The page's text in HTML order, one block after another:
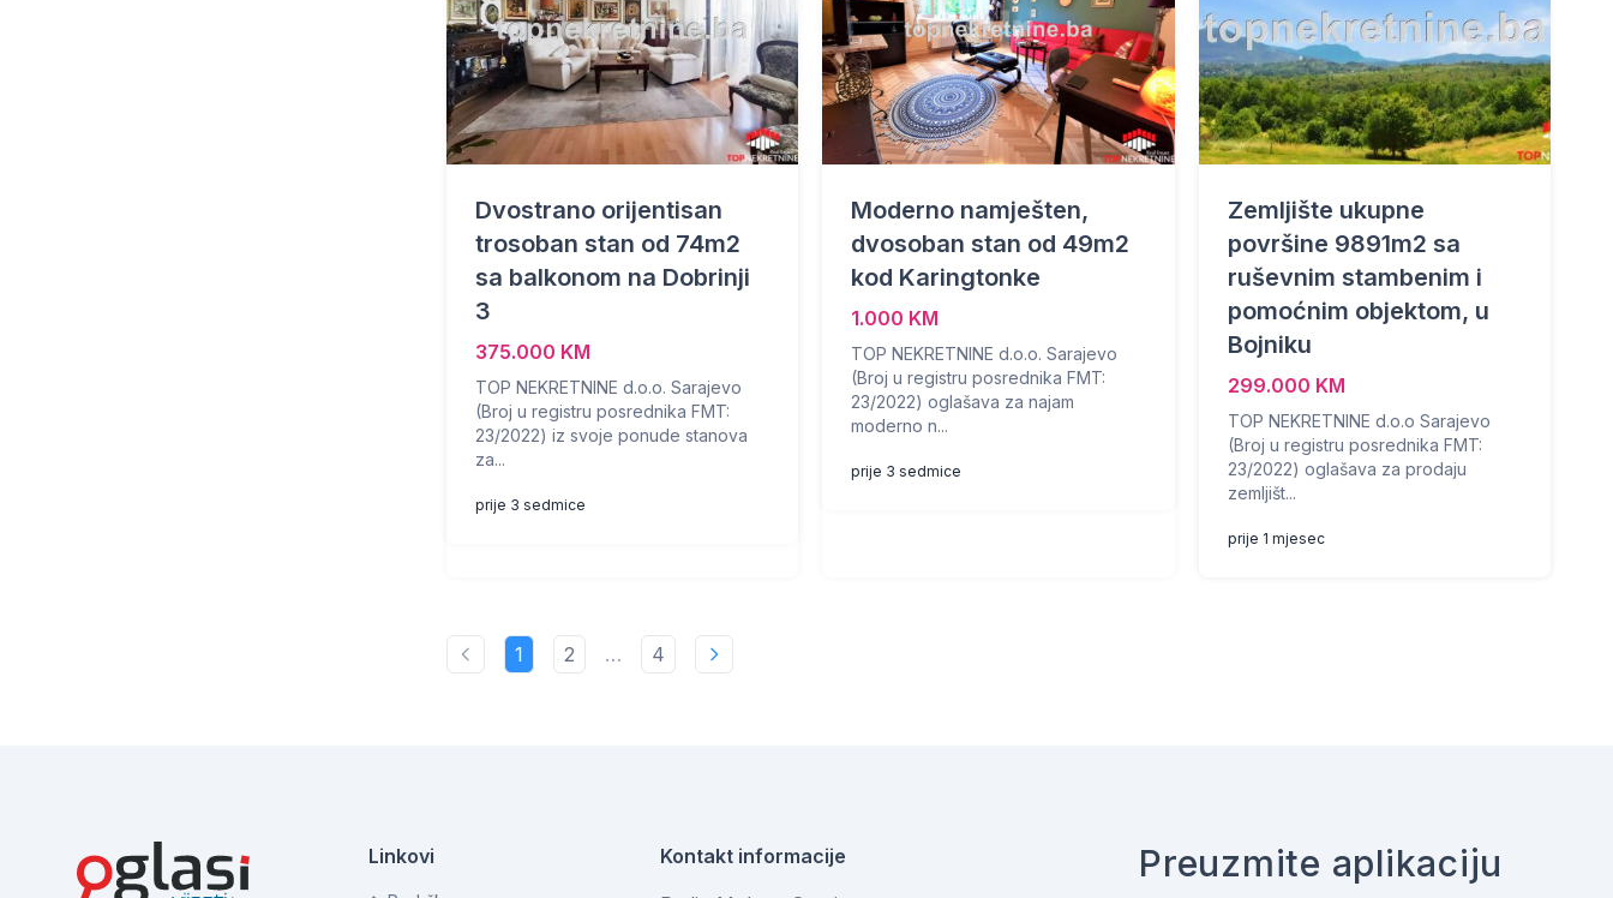
Dvostrano orijentisan
trosoban stan od 74m2
sa balkonom na Dobrinji
3
375.000 KM
TOP NEKRETNINE d.o.o. Sarajevo
(Broj u registru posrednika FMT:
23/2022) iz svoje ponude stanova
za...
prije 3 sedmice
Moderno namješten,
dvosoban stan od 49m2
kod Karingtonke
1.000 KM
TOP NEKRETNINE d.o.o. Sarajevo
(Broj u registru posrednika FMT:
23/2022) oglašava za najam
moderno n...
prije 3 sedmice
Zemljište ukupne
površine 9891m2 sa
ruševnim stambenim i
pomoćnim objektom, u
Bojniku
299.000 KM
TOP NEKRETNINE d.o.o Sarajevo
(Broj u registru posrednika FMT:
23/2022) oglašava za prodaju
zemljišt...
prije 1 mjesec
1 2 … 4
Linkovi
Kontakt informacije
Preuzmite aplikaciju